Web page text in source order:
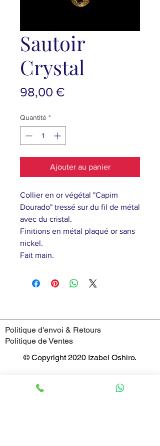
Sautoir
Crystal
98,00 €Prix
Quantité *
Ajouter au panier
Collier en or végétal "Capim
Dourado" tressé sur du fil de métal
avec du cristal.
Finitions en métal plaqué or sans
nickel.
Fait main.
Politique d'envoi & Retours
Politique de Ventes
© Copyright 2020 Izabel Oshiro.
69005 - Lyon